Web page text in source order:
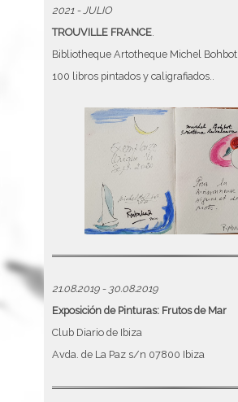
2021 - JULIO
TROUVILLE FRANCE
Bibliotheque Artotheque Michel Bohbot
100 libros pintados y caligrafiados..
21.08.2019 - 30.08.2019
Exposición de Pinturas: Frutos de Mar
Club Diario de Ibiza
Avda. de La Paz s/n 07800 Ibiza